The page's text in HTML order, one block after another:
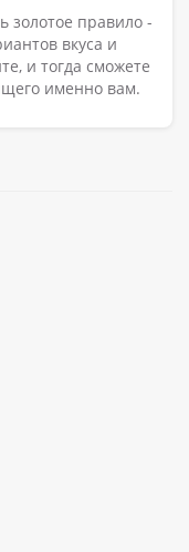
золотое правило -
вкуса и
и тогда сможете
именно вам.